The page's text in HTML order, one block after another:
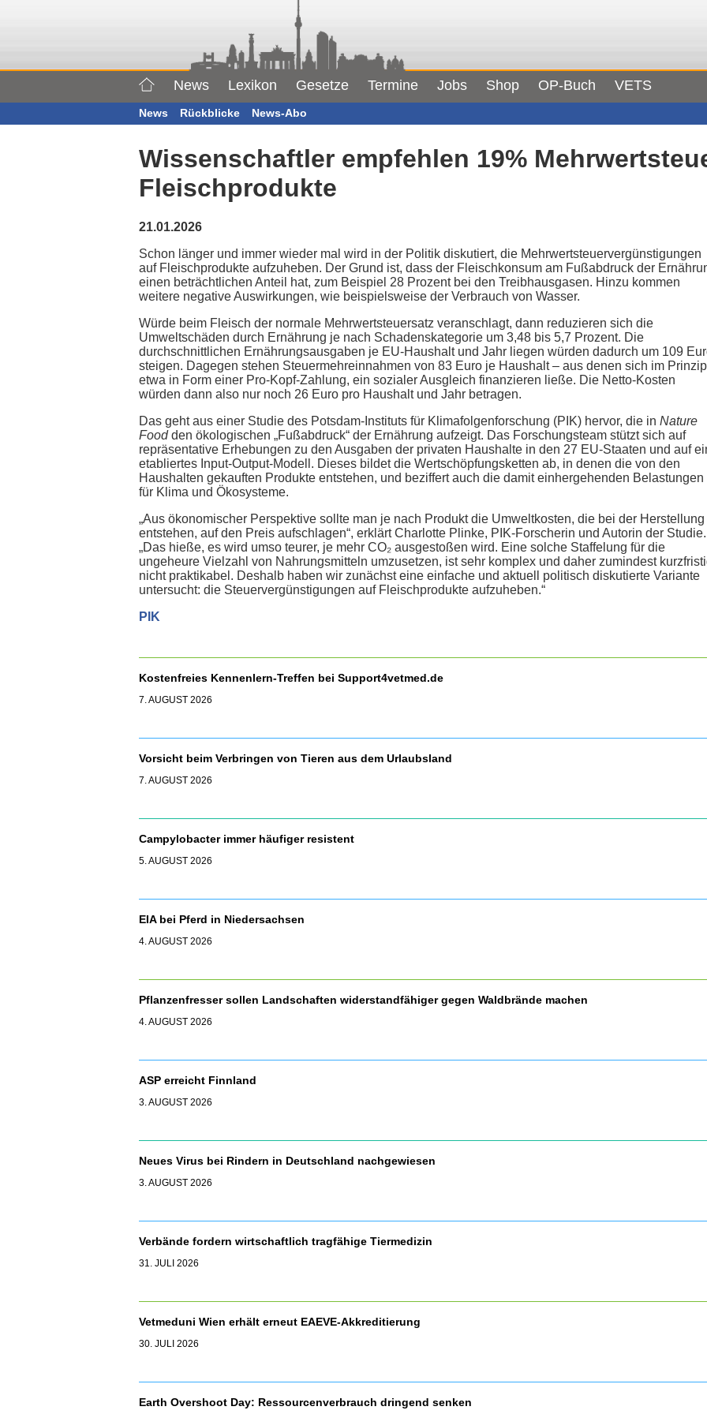
News Lexikon Gesetze Termine Jobs Shop OP-Buch VETS
News Rückblicke News-Abo
Wissenschaftler empfehlen 19%
Fleischprodukte
21.01.2026
Schon länger und immer wieder mal wird in der Politik diskutiert, die Mehrwertsteuervergünstigungen
auf Fleischprodukte aufzuheben. Der Grund ist, dass der Fleischkonsum am Fußabdruck der
einen beträchtlichen Anteil hat, zum Beispiel 28 Prozent bei den Treibhausgasen. Hinzu kommen
weitere negative Auswirkungen, wie beispielsweise der Verbrauch von Wasser.
Würde beim Fleisch der normale Mehrwertsteuersatz veranschlagt, dann reduzieren sich die
Umweltschäden durch Ernährung je nach Schadenskategorie um 3,48 bis 5,7 Prozent. Die
durchschnittlichen Ernährungsausgaben je EU-Haushalt und Jahr liegen würden dadurch um 109
steigen. Dagegen stehen Steuermehreinnahmen von 83 Euro je Haushalt – aus denen sich im
etwa in Form einer Pro-Kopf-Zahlung, ein sozialer Ausgleich finanzieren ließe. Die Netto-Kosten
würden dann also nur noch 26 Euro pro Haushalt und Jahr betragen.
Das geht aus einer Studie des Potsdam-Instituts für Klimafolgenforschung (PIK) hervor, die in Nature
Foodden ökologischen „Fußabdruck“ der Ernährung aufzeigt. Das Forschungsteam stützt sich auf
repräsentative Erhebungen zu den Ausgaben der privaten Haushalte in den 27 EU-Staaten und auf
etabliertes Input-Output-Modell. Dieses bildet die Wertschöpfungsketten ab, in denen die von den
Haushalten gekauften Produkte entstehen, und beziffert auch die damit einhergehenden Belastungen
für Klima und Ökosysteme.
„Aus ökonomischer Perspektive sollte man je nach Produkt die Umweltkosten, die bei der Herstellung
entstehen, auf den Preis aufschlagen“, erklärt Charlotte Plinke, PIK-Forscherin und Autorin der Studie.
„Das hieße, es wird umso teurer, je mehr CO₂ ausgestoßen wird. Eine solche Staffelung für die
ungeheure Vielzahl von Nahrungsmitteln umzusetzen, ist sehr komplex und daher zumindest
nicht praktikabel. Deshalb haben wir zunächst eine einfache und aktuell politisch diskutierte Variante
untersucht: die Steuervergünstigungen auf Fleischprodukte aufzuheben.“
PIK
Kostenfreies Kennenlern-Treffen bei Support4vetmed.de
7. AUGUST 2026
Vorsicht beim Verbringen von Tieren aus dem Urlaubsland
7. AUGUST 2026
Campylobacter immer häufiger resistent
5. AUGUST 2026
EIA bei Pferd in Niedersachsen
4. AUGUST 2026
Pflanzenfresser sollen Landschaften widerstandfähiger gegen Waldbrände machen
4. AUGUST 2026
ASP erreicht Finnland
3. AUGUST 2026
Neues Virus bei Rindern in Deutschland nachgewiesen
3. AUGUST 2026
Verbände fordern wirtschaftlich tragfähige Tiermedizin
31. JULI 2026
Vetmeduni Wien erhält erneut EAEVE-Akkreditierung
30. JULI 2026
Earth Overshoot Day: Ressourcenverbrauch dringend senken